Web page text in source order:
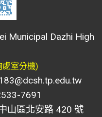
Municipal Dazhi High
處室分機)
7691
山區北安路 420 號